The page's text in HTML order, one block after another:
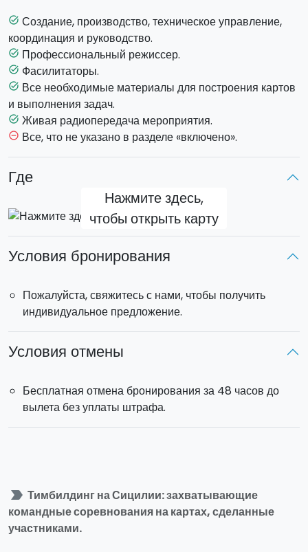
Таким образом, им придется обмениваться идеями,
проектировать и создавать карт, и в конце
в гонке.
В зависимости от пожеланий, дорога может быть
построена как на открытом воздухе, так и в помещении,
при условии, что места достаточно. У участников будет
возможность решить«дополнительные задачи»
Мероприятие предназначено для улучшения
командной работы, общения и лидерства.
Пожалуйста, свяжитесь с нами, чтобы получить
индивидуальное предложение.
КЛЮЧЕВЫЕ МОМЕНТЫ
- Расположение: по всей Сицилии
- Образовательные и веселые тимбилдинговые
мероприятия
task_alt Создание, производство, техническое управление,
координация и руководство.
task_alt Профессиональный режиссер.
task_alt Фасилитаторы.
task_alt Все необходимые материалы для построения картов
и выполнения задач.
task_alt Живая радиопередача мероприятия.
remove_circle_outline Все, что не указано в разделе «включено».
Где
Нажмите здесь,
чтобы открыть карту
Условия бронирования
Пожалуйста, свяжитесь с нами, чтобы получить
индивидуальное предложение.
Условия отмены
Бесплатная отмена бронирования за 48 часов до
вылета без уплаты штрафа.
label_important Тимбилдинг на Сицилии: захватывающие
командные соревнования на картах, сделанные
участниками.